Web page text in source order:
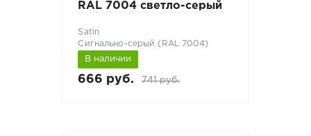
RAL 7004 светло-серый
Satin
Сигнально-серый (RAL 7004)
В наличии
666 руб. 741 руб.